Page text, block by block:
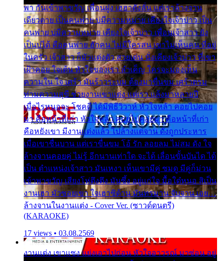
พา กันเข้าพาขวัญ เพื่อนฝูง เฮฮาดังลั่น แต่เราล้างจาน
เดียวดาย เป็นคนพ่าย บ่มีความหมาย เคียงใจเจ้าบ่าว เป็น
คนพ่าย บ่มีความหมาย เคียงใจเจ้าบ่าว เพื่อนเจ้าสาว ยัง
เป็นบ่ได้ คือคนพ่าย ฮักคน ไม่มีใครสน เขาไม่เห็นคน ที่อยู่
ในครัว เจ้าสาว ก็มัวแต่งตัว สวยเด่น นั่งเคียงเจ้าบ่าว ที่เขา
เฝ้าคอย ใจเต้น หัวใจของเรา ลำเค็ญ ใครจะมองเห็น
ความใน ใจ เศร้า มันร้าวระบม ต้องมาขื่นขม เศร้าตรม
ท่ามความสุขี ช่วยงานเขาแต่ง แต่เรา แล้งมาหลายปี
เมื่อไรหนอจะ โชคดี ได้มีพิธีวิวาห์ หัวใจหล้า คอยไปคอย
มา คือหน้าที่เก่า หัวใจหล้า คอยไปคอยมา คือหน้าที่เก่า
คือหยังเขา มีงานแต่งแล้ว ไปล้างแต่จาน ดั่งถูกประหาร
เมื่อเขาชื่นบาน แต่เราขื่นขม โอ้ รัก ลอยลม ไม่สม ดัง ใจ
ล้างจานคอยคู่ ไม่รู้ อีกนานเท่าใด จะได้ เลื่อนขั้นบันได ได้
เป็น ตำแหน่งเจ้าสาว มันเหงา เห็นเขามีคู่ ซมดู มีคู่ก็ม่วน
เข้าพาขวัญ เสียงโห่ตึงตึง มันซึ้ง อยู่แก่ใจ มื้อใด๋หนอ สิเป็น
งานเฮา มัวซอยเขา ใจเฮาซิด้าน มันทรมาน จับจาน เอย…
ล้างจานในงานแต่ง - Cover Ver. (ซาวด์ดนตรี)
(KARAOKE)
17 views • 03.08.2569
งานแต่ง เขาแซง แย่งเอาไปก่อน หัวใจอาวรณ์ มาซ่อน อยู่